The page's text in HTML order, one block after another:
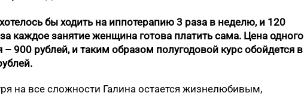
бы ходить на иппотерапию 3 раза в неделю, и 120
каждое занятие женщина готова платить сама. Цена одного
– 900 рублей, и таким образом полугодовой курс обойдется в
на все сложности Галина остается жизнелюбивым,